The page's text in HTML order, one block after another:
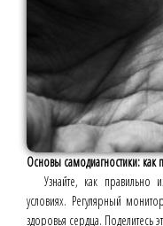
Основы самодиагностики: как
Узнайте, как правильно
условиях. Регулярный
здоровья сердца. Поделитесь